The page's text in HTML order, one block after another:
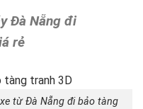
Đà Nẵng đi
rẻ
từ Đà Nẵng đi bảo tàng